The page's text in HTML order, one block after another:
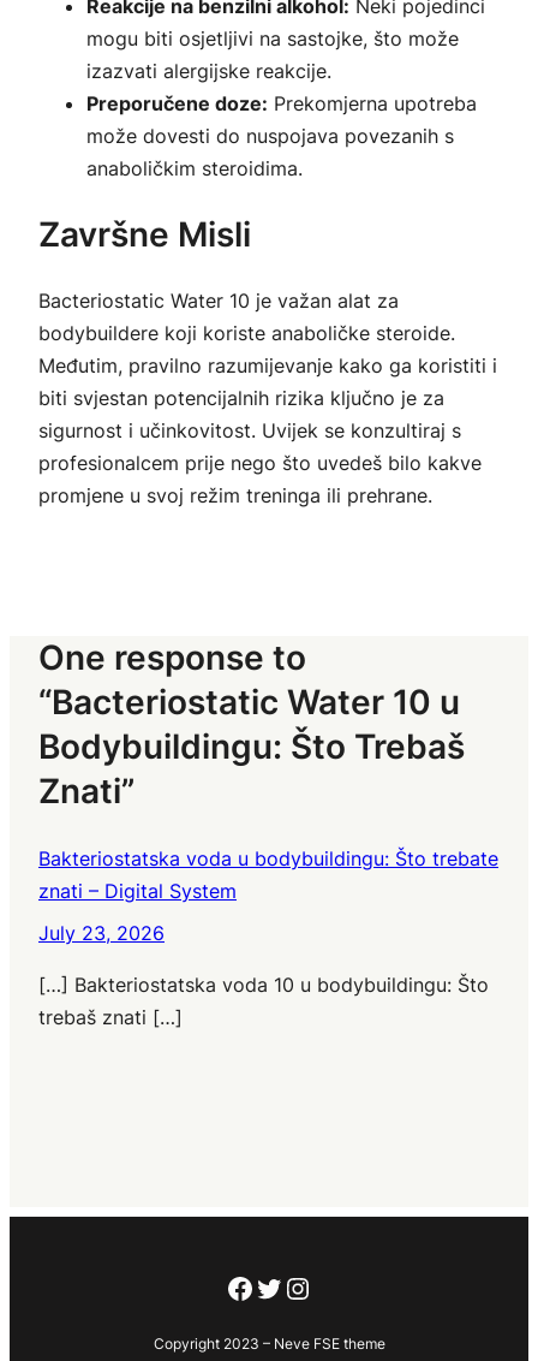
Reakcije na benzilni alkohol: Neki pojedinci
mogu biti osjetljivi na sastojke, što može
izazvati alergijske reakcije.
Preporučene doze: Prekomjerna upotreba
može dovesti do nuspojava povezanih s
anaboličkim steroidima.
Završne Misli
Bacteriostatic Water 10 je važan alat za
bodybuildere koji koriste anaboličke steroide.
Međutim, pravilno razumijevanje kako ga koristiti i
biti svjestan potencijalnih rizika ključno je za
sigurnost i učinkovitost. Uvijek se konzultiraj s
profesionalcem prije nego što uvedeš bilo kakve
promjene u svoj režim treninga ili prehrane.
One response to
“Bacteriostatic Water 10 u
Bodybuildingu: Što Trebaš
Znati”
Bakteriostatska voda u bodybuildingu: Što trebate
znati – Digital System
July 23, 2026
[…] Bakteriostatska voda 10 u bodybuildingu: Što
trebaš znati […]
Facebook
Twitter
Instagram
Copyright 2023 – Neve FSE theme